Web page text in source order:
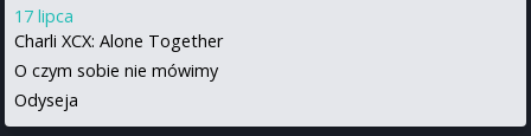
17 lipca
Charli XCX: Alone Together
O czym sobie nie mówimy
Odyseja